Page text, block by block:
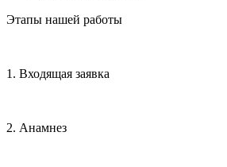
Этапы нашей работы
1. Входящая заявка
2. Анамнез